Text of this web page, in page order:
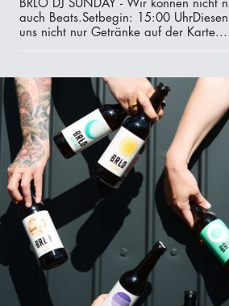
BRLO DJ SUNDAY - Wir können nicht
auch Beats.‍Setbegin: 15:00
uns nicht nur Getränke auf der Karte...